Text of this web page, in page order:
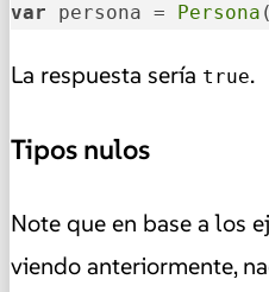
var persona = Persona (
La respuesta sería true.
Tipos nulos
Note que en base a los
viendo anteriormente,